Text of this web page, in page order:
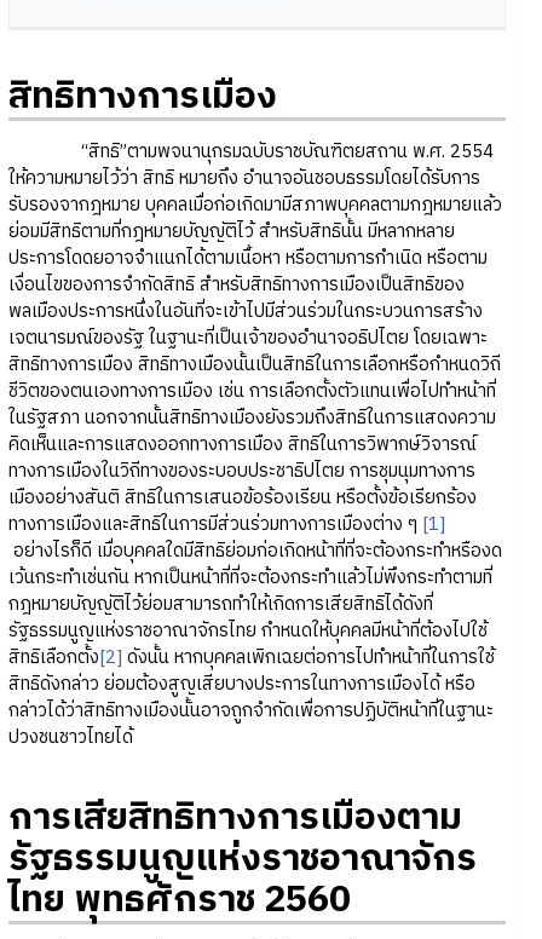
สิทธิทางการเมือง
“สิทธิ”ตามพจนานุกรมฉบับราชบัณฑิตยสถาน พ.ศ. 2554
ให้ความหมายไว้ว่า สิทธิ หมายถึง อำนาจอันชอบธรรมโดยได้รับการ
รับรองจากฎหมาย บุคคลเมื่อก่อเกิดมามีสภาพบุคคลตามกฎหมายแล้ว
ย่อมมีสิทธิตามที่กฎหมายบัญญัติไว้ สำหรับสิทธินั้น มีหลากหลาย
ประการโดดยอาจจำแนกได้ตามเนื้อหา หรือตามการกำเนิด หรือตาม
เงื่อนไขของการจำกัดสิทธิ สำหรับสิทธิทางการเมืองเป็นสิทธิของ
พลเมืองประการหนึ่งในอันที่จะเข้าไปมีส่วนร่วมในกระบวนการสร้าง
เจตนารมณ์ของรัฐ ในฐานะที่เป็นเจ้าของอำนาจอธิปไตย โดยเฉพาะ
สิทธิทางการเมือง สิทธิทางเมืองนั้นเป็นสิทธิในการเลือกหรือกำหนดวิถี
ชีวิตของตนเองทางการเมือง เช่น การเลือกตั้งตัวแทนเพื่อไปทำหน้าที่
ในรัฐสภา นอกจากนั้นสิทธิทางเมืองยังรวมถึงสิทธิในการแสดงความ
คิดเห็นและการแสดงออกทางการเมือง สิทธิในการวิพากษ์วิจารณ์
ทางการเมืองในวิถีทางของระบอบประชาธิปไตย การชุมนุมทางการ
เมืองอย่างสันติ สิทธิในการเสนอข้อร้องเรียน หรือตั้งข้อเรียกร้อง
ทางการเมืองและสิทธิในการมีส่วนร่วมทางการเมืองต่าง ๆ [1]
อย่างไรก็ดี เมื่อบุคคลใดมีสิทธิย่อมก่อเกิดหน้าที่ที่จะต้องกระทำหรืองด
เว้นกระทำเช่นกัน หากเป็นหน้าที่ที่จะต้องกระทำแล้วไม่พึงกระทำตามที่
กฎหมายบัญญัติไว้ย่อมสามารถทำให้เกิดการเสียสิทธิได้ดังที่
รัฐธรรมนูญแห่งราชอาณาจักรไทย กำหนดให้บุคคลมีหน้าที่ต้องไปใช้
สิทธิเลือกตั้ง[2] ดังนั้น หากบุคคลเพิกเฉยต่อการไปทำหน้าที่ในการใช้
สิทธิดังกล่าว ย่อมต้องสูญเสียบางประการในทางการเมืองได้ หรือ
กล่าวได้ว่าสิทธิทางเมืองนั้นอาจถูกจำกัดเพื่อการปฏิบัติหน้าที่ในฐานะ
ปวงชนชาวไทยได้
การเสียสิทธิทางการเมืองตาม
รัฐธรรมนูญแห่งราชอาณาจักร
ไทย พุทธศักราช 2560